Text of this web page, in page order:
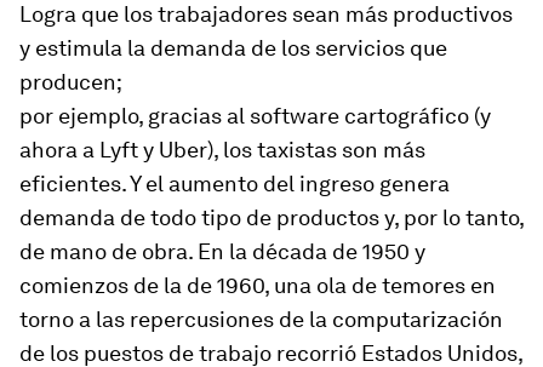
Logra que los trabajadores sean más productivos
y estimula la demanda de los servicios que
producen;
por ejemplo, gracias al software cartográfico (y
ahora a Lyft y Uber), los taxistas son más
eficientes. Y el aumento del ingreso genera
demanda de todo tipo de productos y, por lo tanto,
de mano de obra. En la década de 1950 y
comienzos de la de 1960, una ola de temores en
torno a las repercusiones de la computarización
de los puestos de trabajo recorrió Estados Unidos,